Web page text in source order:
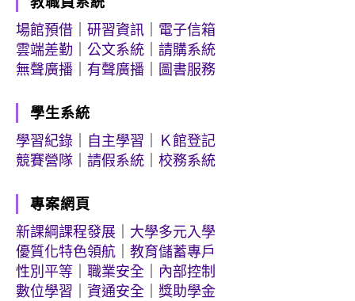
場館預借
研習資訊
電子信箱
雲端差勤
公文系統
請購系統
無聲廣播
有聲廣播 圖書服務
學生系統
學習紀錄
自主學習
Ｋ館登記
競賽營隊
請假系統 校務系統
專案網頁
新課綱課程發展
大學多元入學
優質化特色領航
教育儲蓄專戶
性別平等
職業安全
內部控制
數位學習
資通安全 獎助學金